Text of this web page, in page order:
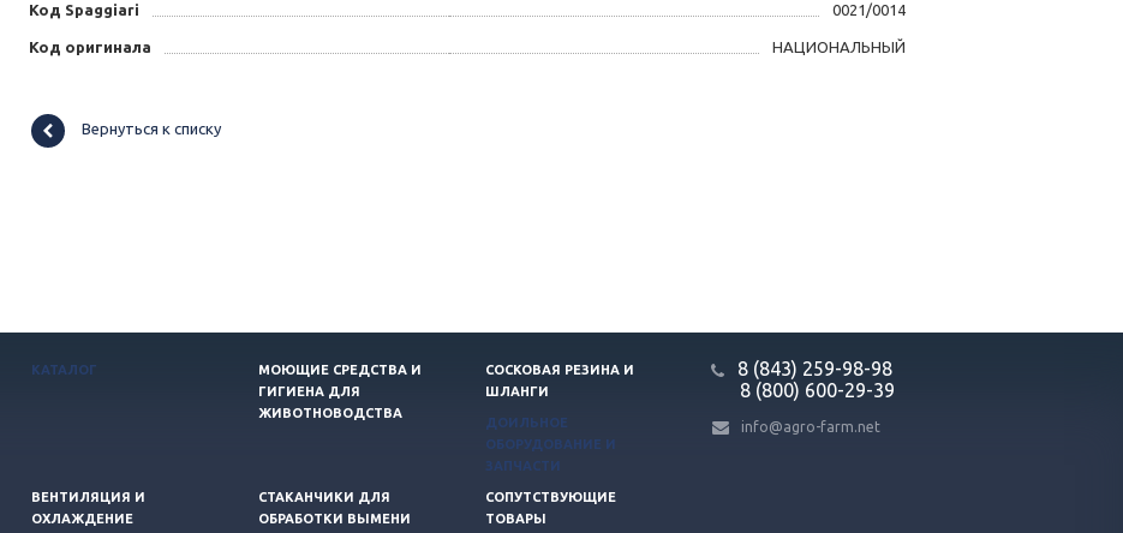
Код Spaggiari 0021/0014
Код оригинала НАЦИОНАЛЬНЫЙ
Вернуться к списку
КАТАЛОГ
МОЮЩИЕ СРЕДСТВА И
ГИГИЕНА ДЛЯ
ЖИВОТНОВОДСТВА
СОСКОВАЯ РЕЗИНА И
ШЛАНГИ
ДОИЛЬНОЕ
ОБОРУДОВАНИЕ И
ЗАПЧАСТИ
ВЕНТИЛЯЦИЯ И
ОХЛАЖДЕНИЕ
СТАКАНЧИКИ ДЛЯ
ОБРАБОТКИ ВЫМЕНИ
СОПУТСТВУЮЩИЕ
ТОВАРЫ
8 (843) 259-98-98
8 (800) 600-29-39
info@agro-farm.net